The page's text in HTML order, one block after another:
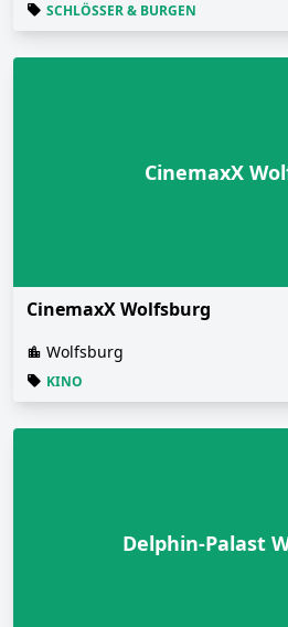
SCHLÖSSER & BURGEN
CinemaxX
CinemaxX Wolfsburg
Wolfsburg
KINO
Delphin-Palast